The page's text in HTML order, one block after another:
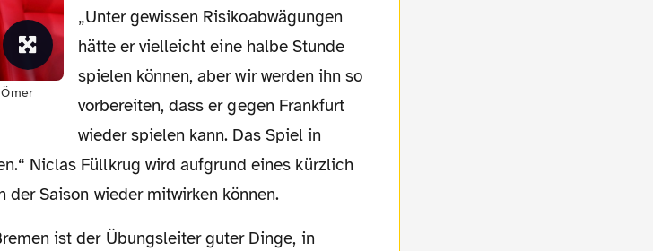
„Unter gewissen Risikoabwägungen
hätte er vielleicht eine halbe Stunde
spielen können, aber wir werden ihn so
vorbereiten, dass er gegen Frankfurt
wieder spielen kann. Das Spiel in
Niclas Füllkrug wird aufgrund eines kürzlich
Saison wieder mitwirken können.